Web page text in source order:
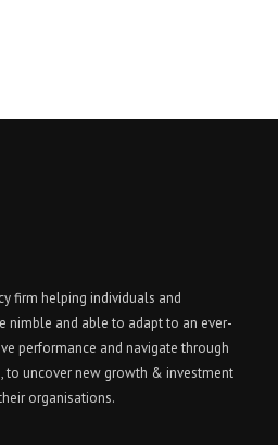
firm helping individuals and
nimble and able to adapt to an ever-
performance and navigate through
to uncover new growth & investment
organisations.